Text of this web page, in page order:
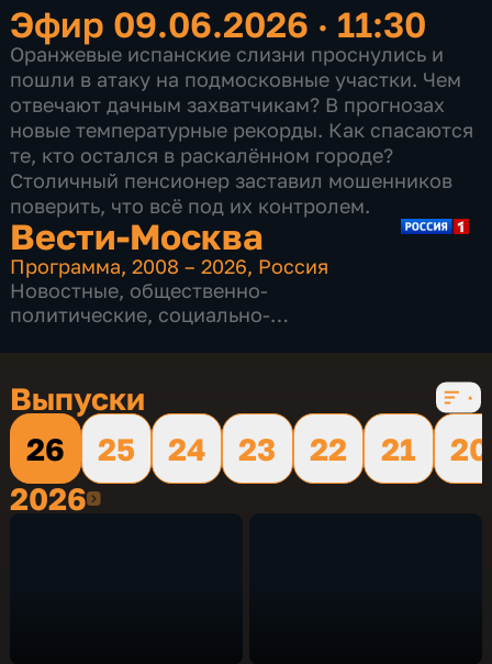
Эфир 09.06.2026 · 11:30
Оранжевые испанские слизни проснулись и
пошли в атаку на подмосковные участки. Чем
отвечают дачным захватчикам? В прогнозах
новые температурные рекорды. Как спасаются
те, кто остался в раскалённом городе?
Столичный пенсионер заставил мошенников
поверить, что всё под их контролем.
Вести-Москва
Программа,2008 – 2026, Россия
Новостные, общественно-
политические, социально-
Выпуски
26
25 24 23 22 21
20
20262026